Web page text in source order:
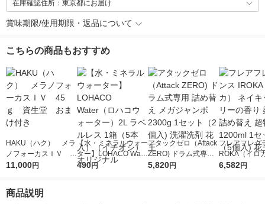
在庫確認住所：東京都にお届け
賞味期限/使用期限・返品について
こちらの商品もおすすめ
HAKU（ハク） メラ
ノフォーカスＩＶ 4
5ｇ 資生堂 おまけ
11,000円
【水・ミネラルウォー
ター】LOHACO Wate
r（ロハコウォータ
490円
アタックゼロ（Attack
ZERO) ドラム式専用
詰め替え メガジャン
5,820円
フレアフレグ
ROKA（イロ
イキッドリリ
6,582円
商品説明